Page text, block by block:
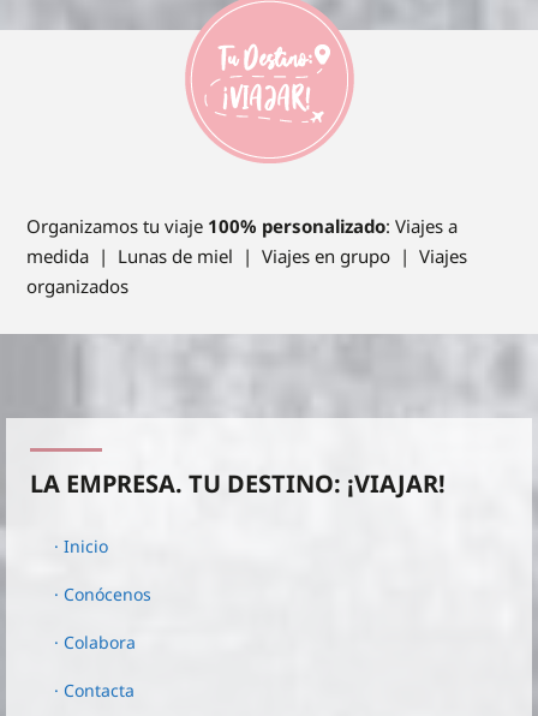
Organizamos tu viaje 100% personalizado: Viajes a
medida | Lunas de miel | Viajes en grupo | Viajes
organizados
LA EMPRESA. TU DESTINO: ¡VIAJAR!
· Inicio
· Conócenos
· Colabora
· Contacta